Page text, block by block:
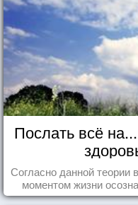
Послать всё
Согласно данной
моментом жизни
попробуем